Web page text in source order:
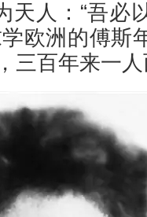
天人：“吾必
欧洲的傅斯
三百年来一人